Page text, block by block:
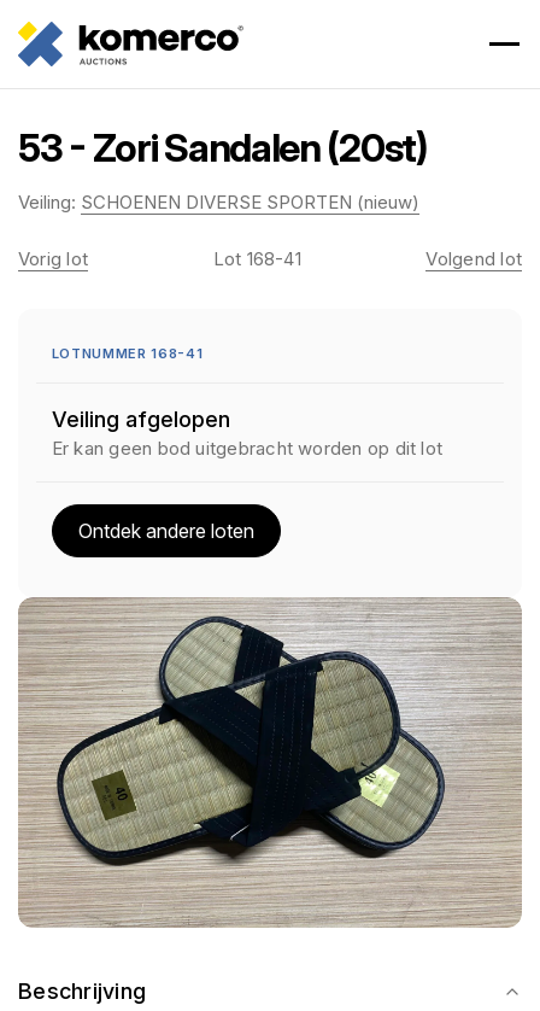
53 - Zori Sandalen (20st)
Veiling: SCHOENEN DIVERSE SPORTEN (nieuw)
Beschrijving
Vorig lot Lot 168-41 Volgend lot
LOTNUMMER 168-41
Veiling afgelopen
Er kan geen bod uitgebracht worden op dit lot
Ontdek andere loten